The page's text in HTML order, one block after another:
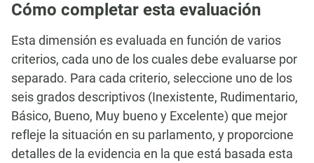
Cómo completar esta evaluación
Esta dimensión es evaluada en función de varios
criterios, cada uno de los cuales debe evaluarse por
separado. Para cada criterio, seleccione uno de los
seis grados descriptivos (Inexistente, Rudimentario,
Básico, Bueno, Muy bueno y Excelente) que mejor
refleje la situación en su parlamento, y proporcione
detalles de la evidencia en la que está basada esta